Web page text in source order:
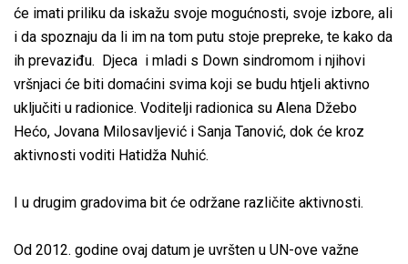
će imati priliku da iskažu svoje mogućnosti, svoje izbore, ali
i da spoznaju da li im na tom putu stoje prepreke, te kako da
ih prevaziđu. Djeca i mladi s Down sindromom i njihovi
vršnjaci će biti domaćini svima koji se budu htjeli aktivno
uključiti u radionice. Voditelji radionica su Alena Džebo
Hećo, Jovana Milosavljević i Sanja Tanović, dok će kroz
aktivnosti voditi Hatidža Nuhić.
I u drugim gradovima bit će održane različite aktivnosti.
Od 2012. godine ovaj datum je uvršten u UN-ove važne